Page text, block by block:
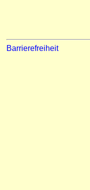
Barrierefreiheit